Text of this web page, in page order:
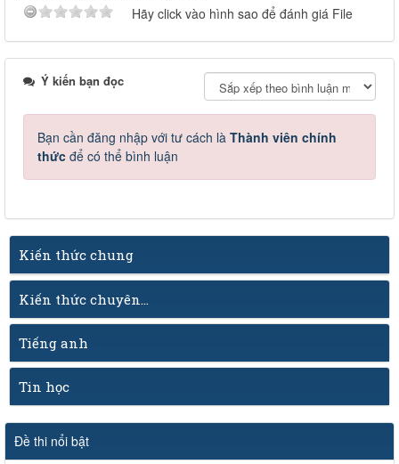
Hãy click vào hình sao để đánh giá File
Ý kiến bạn đọc
Bạn cần đăng nhập với tư cách là Thành viên chính
thức để có thể bình luận
Kiến thức chung
Kiến thức chuyên...
Tiếng anh
Tin học
Đề thi nổi bật